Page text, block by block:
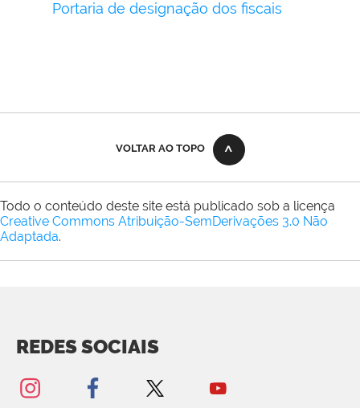
Portaria de designação dos fiscais
VOLTAR AO TOPO
Todo o conteúdo deste site está publicado sob a licença
Creative Commons Atribuição-SemDerivações 3.0 Não
Adaptada.
REDES SOCIAIS